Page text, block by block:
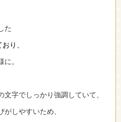
た
り、
。
文字でしっかり強調していて、
しやすいため、